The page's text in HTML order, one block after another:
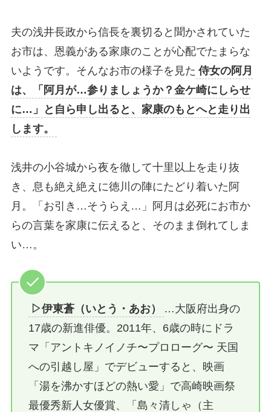
夫の浅井長政から信長を裏切ると聞かされていた
お市は、恩義がある家康のことが心配でたまらな
いようです。そんなお市の様子を見た 侍女の阿月
は、「阿月が…参りましょうか？金ケ崎にしらせ
に…」と自ら申し出ると、家康のもとへと走り出
します。
浅井の小谷城から夜を徹して十里以上を走り抜
き、息も絶え絶えに徳川の陣にたどり着いた阿
月。「お引き…そうらえ…」阿月は必死にお市か
らの言葉を家康に伝えると、そのまま倒れてしま
い…。
▷伊東蒼（いとう・あお）
…大阪府出身の
17歳の新進俳優。2011年、6歳の時にドラ
マ「アントキノイノチ〜プロローグ〜 天国
への引越し屋」でデビューすると、映画
「湯を沸かすほどの熱い愛」で高崎映画祭
最優秀新人女優賞、「島々清しゃ（主